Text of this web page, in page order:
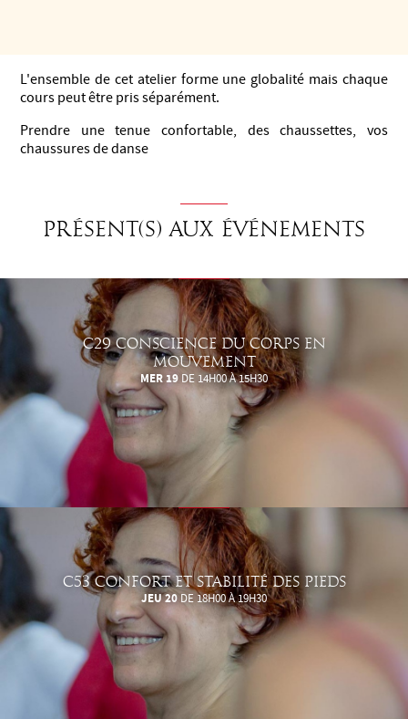
L'ensemble de cet atelier forme une globalité mais chaque
cours peut être pris séparément.
Prendre une tenue confortable, des chaussettes, vos
chaussures de danse
Présent(s) aux événements
C29 CONSCIENCE DU CORPS EN
MOUVEMENT
MER 19 DE 14H00 À 15H30
C53 CONFORT ET STABILITÉ DES PIEDS
JEU 20 DE 18H00 À 19H30